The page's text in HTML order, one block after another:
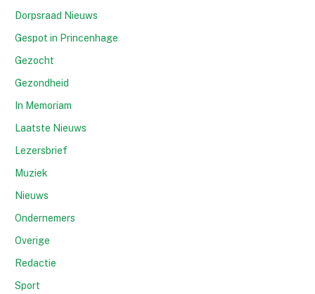
Dorpsraad Nieuws
Gespot in Princenhage
Gezocht
Gezondheid
In Memoriam
Laatste Nieuws
Lezersbrief
Muziek
Nieuws
Ondernemers
Overige
Redactie
Sport